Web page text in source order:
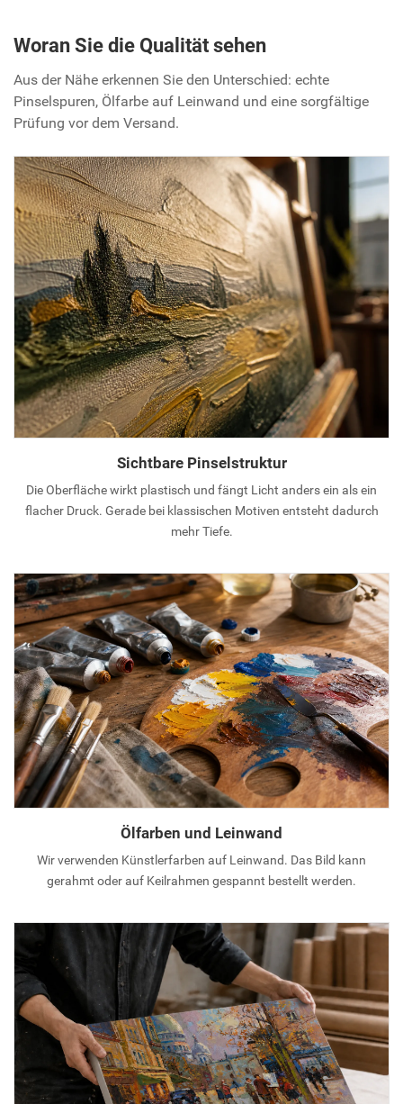
Woran Sie die Qualität sehen
Aus der Nähe erkennen Sie den Unterschied: echte
Pinselspuren, Ölfarbe auf Leinwand und eine sorgfältige
Prüfung vor dem Versand.
Sichtbare Pinselstruktur
Die Oberfläche wirkt plastisch und fängt Licht anders ein als ein
flacher Druck. Gerade bei klassischen Motiven entsteht dadurch
mehr Tiefe.
Ölfarben und Leinwand
Wir verwenden Künstlerfarben auf Leinwand. Das Bild kann
gerahmt oder auf Keilrahmen gespannt bestellt werden.